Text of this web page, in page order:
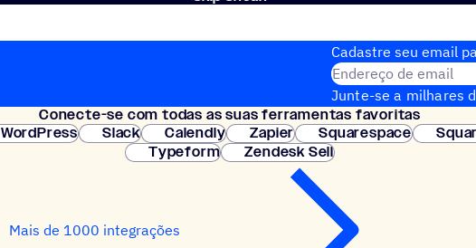
Cadastre seu email
Endereço de email
Junte-se a milhares
Configuração
Conecte-se com todas as suas ferramentas favoritas
WordPress Slack Calendly Zapier Squarespace
Typeform
Zendesk Sell
Mais de 1000 integrações